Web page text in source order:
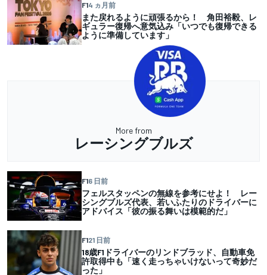
F14 ヵ月前
また戻れるように頑張るから！ 角田裕毅、レ
ギュラー復帰へ意気込み「いつでも復帰できる
ように準備しています」
More from
レーシングブルズ
F16 日前
フェルスタッペンの無線を参考にせよ！ レー
シングブルズ代表、若いふたりのドライバーに
アドバイス「彼の振る舞いは模範的だ」
F121 日前
18歳F1ドライバーのリンドブラッド、自動車免
許取得中も「速く走っちゃいけないって奇妙だ
った」